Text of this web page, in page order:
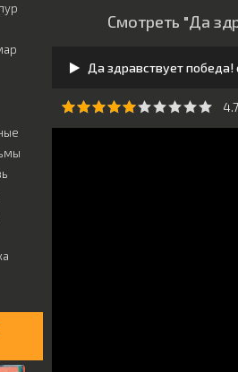
Смотреть "Да
Да здравствует победа!